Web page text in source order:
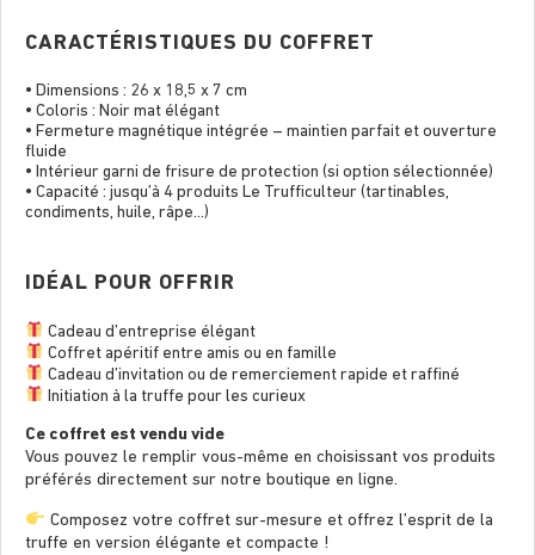
CARACTÉRISTIQUES DU COFFRET
• Dimensions : 26 x 18,5 x 7 cm
• Coloris : Noir mat élégant
• Fermeture magnétique intégrée – maintien parfait et ouverture
fluide
• Intérieur garni de frisure de protection (si option sélectionnée)
• Capacité : jusqu’à 4 produits Le Trufficulteur (tartinables,
condiments, huile, râpe…)
IDÉAL POUR OFFRIR
Cadeau d’entreprise élégant
Coffret apéritif entre amis ou en famille
Cadeau d’invitation ou de remerciement rapide et raffiné
Initiation à la truffe pour les curieux
Ce coffret est vendu vide
Vous pouvez le remplir vous-même en choisissant vos produits
préférés directement sur notre boutique en ligne.
Composez votre coffret sur-mesure et offrez l’esprit de la
truffe en version élégante et compacte !